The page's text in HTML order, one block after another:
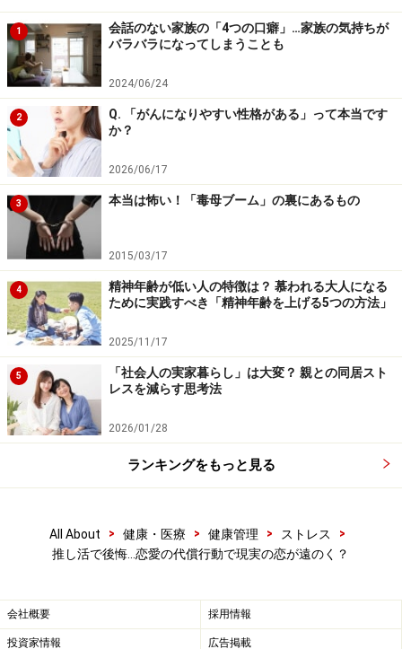
たいものが自分のものにならないと感じたとき、他のも
ので代償して欲求を紛らわせる心の防衛反応のことで
す。
推し活に夢中になりながらも、心のどこかで満たさ
れない思いを抱えている場合、それが本当にやりたいこ
と（恋愛）ではなく恋愛の「代償行動」によって自分の
欲求を満たそうとしているから
ます。そのため、「恋愛がしたい」という本心に蓋をし
て心のどこかで虚しさを感じている、そんなケースが少
なくないように思います。
不安や違和感を見逃さず、自分の本心にも
向きあおう
では、恋愛の代償行動としての推し活への依存から抜け
出し、自分の本心に向き合うには、どのように行動した
らいいのでしょう？
もし、推し活をしているときに、心のどこかに不安や違
和感があるのなら、これらのサインをキャッチして、じ
ぜ？」「推しのことばかり考えているけど、他のもっと
か？」、このように、心に湧く不安や違和感という小さ
なサインをキャッチしてじっくり考えていると、自分の
1
会話のない家族の「4つの口癖」…家族の気持ちが
バラバラになってしまうことも
2024/06/24
2
Q. 「がんになりやすい性格がある」って本当です
か？
2026/06/17
3 本当は怖い！「毒母ブーム」の裏にあるもの
2015/03/17
4
精神年齢が低い人の特徴は？ 慕われる大人になる
ために実践すべき「精神年齢を上げる5つの方法」
2025/11/17
5
「社会人の実家暮らし」は大変？ 親との同居スト
レスを減らす思考法
2026/01/28
ランキングをもっと見る
All About > 健康・医療 > 健康管理 > ストレス
>
推し活で後悔…恋愛の代償行動で現実の恋が遠のく？
会社概要 採用情報
投資家情報 広告掲載